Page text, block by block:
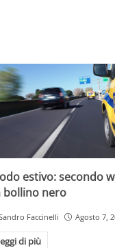
estivo: secondo
bollino nero
Faccinelli Agosto 7,
di più